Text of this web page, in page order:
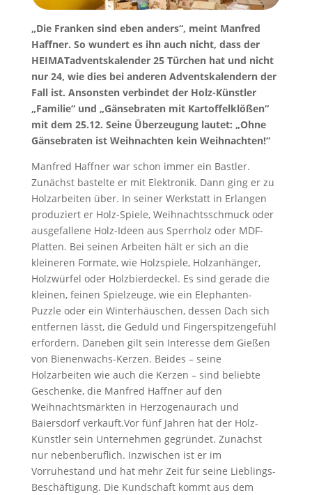
„Die Franken sind eben anders“, meint Manfred
Haffner. So wundert es ihn auch nicht, dass der
HEIMATadventskalender 25 Türchen hat und nicht
nur 24, wie dies bei anderen Adventskalendern der
Fall ist. Ansonsten verbindet der Holz-Künstler
„Familie“ und „Gänsebraten mit Kartoffelklößen“
mit dem 25.12. Seine Überzeugung lautet: „Ohne
Gänsebraten ist Weihnachten kein Weihnachten!“
Manfred Haffner war schon immer ein Bastler.
Zunächst bastelte er mit Elektronik. Dann ging er zu
Holzarbeiten über. In seiner Werkstatt in Erlangen
produziert er Holz-Spiele, Weihnachtsschmuck oder
ausgefallene Holz-Ideen aus Sperrholz oder MDF-
Platten. Bei seinen Arbeiten hält er sich an die
kleineren Formate, wie Holzspiele, Holzanhänger,
Holzwürfel oder Holzbierdeckel. Es sind gerade die
kleinen, feinen Spielzeuge, wie ein Elephanten-
Puzzle oder ein Winterhäuschen, dessen Dach sich
entfernen lässt, die Geduld und Fingerspitzengefühl
erfordern. Daneben gilt sein Interesse dem Gießen
von Bienenwachs-Kerzen. Beides – seine
Holzarbeiten wie auch die Kerzen – sind beliebte
Geschenke, die Manfred Haffner auf den
Weihnachtsmärkten in Herzogenaurach und
Baiersdorf verkauft.Vor fünf Jahren hat der Holz-
Künstler sein Unternehmen gegründet. Zunächst
nur nebenberuflich. Inzwischen ist er im
Vorruhestand und hat mehr Zeit für seine Lieblings-
Beschäftigung. Die Kundschaft kommt aus dem